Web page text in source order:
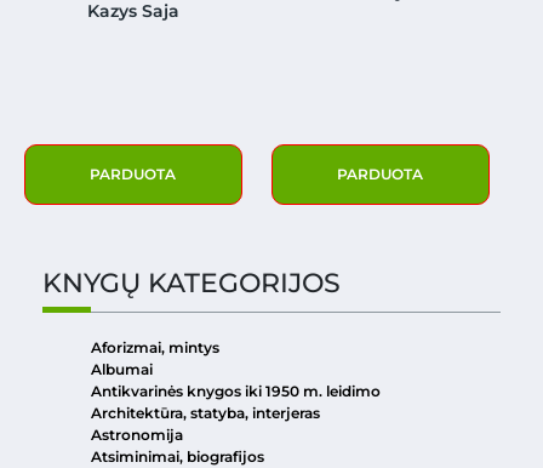
Kazys Saja
PARDUOTA PARDUOTA
KNYGŲ KATEGORIJOS
Aforizmai, mintys
Albumai
Antikvarinės knygos iki 1950 m. leidimo
Architektūra, statyba, interjeras
Astronomija
Atsiminimai, biografijos